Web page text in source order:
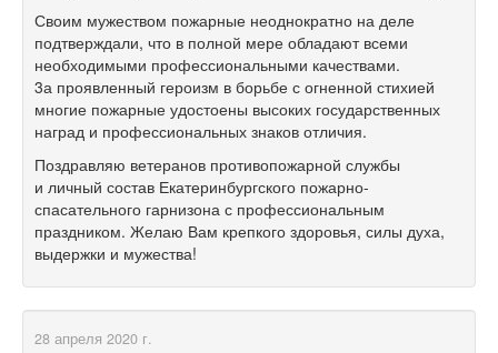
Своим мужеством пожарные неоднократно на деле
подтверждали, что в полной мере обладают всеми
необходимыми профессиональными качествами.
3а проявленный героизм в борьбе с огненной стихией
многие пожарные удостоены высоких государственных
наград и профессиональных знаков отличия.
Поздравляю ветеранов противопожарной службы
и личный состав Екатеринбургского пожарно-
спасательного гарнизона с профессиональным
праздником. Желаю Вам крепкого здоровья, силы духа,
выдержки и мужества!
28 апреля 2020 г.